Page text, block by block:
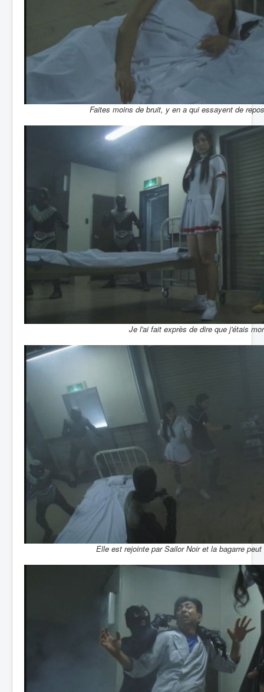
Faites moins de bruit, y en a qui essayent de
Je l'ai fait exprès de dire que j'étais
Elle est rejointe par Sailor Noir et la bagarre